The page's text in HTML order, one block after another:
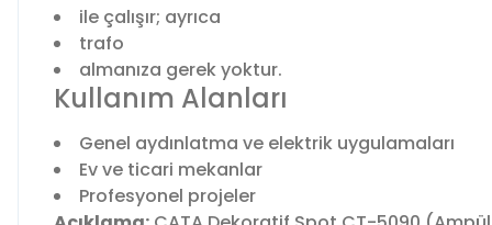
ile çalışır; ayrıca
trafo
almanıza gerek yoktur.
Kullanım Alanları
Genel aydınlatma ve elektrik uygulamaları
Ev ve ticari mekanlar
Profesyonel projeler